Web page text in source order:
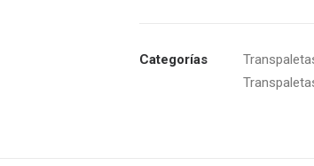
Categorías